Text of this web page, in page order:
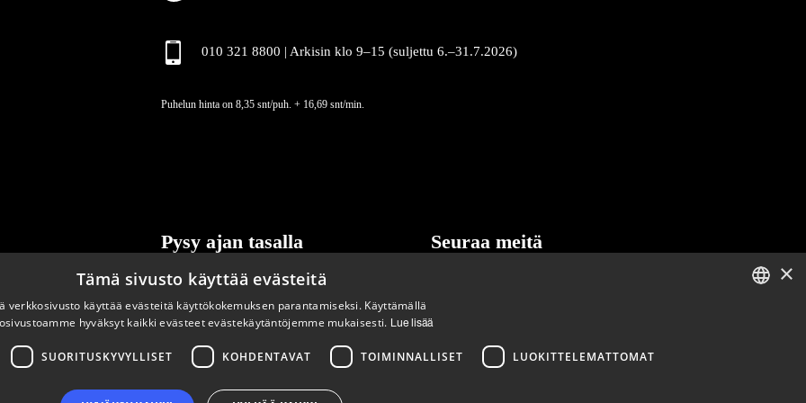
010 321 8800 | Arkisin klo 9–15 (suljettu 6.–31.7.2026)
Puhelun hinta on 8,35 snt/puh. + 16,69 snt/min.
Pysy ajan tasalla
Tilaa uutiskirjeemme
Seuraa meitä
×
Tämä sivusto käyttää evästeitä
verkkosivusto käyttää evästeitä käyttökokemuksen parantamiseksi. Käyttämällä
hyväksyt kaikki evästeet evästekäytäntöjemme mukaisesti. Lue lisää
SUORITUSKYVYLLISET KOHDENTAVAT TOIMINNALLISET LUOKITTELEMATTOMAT